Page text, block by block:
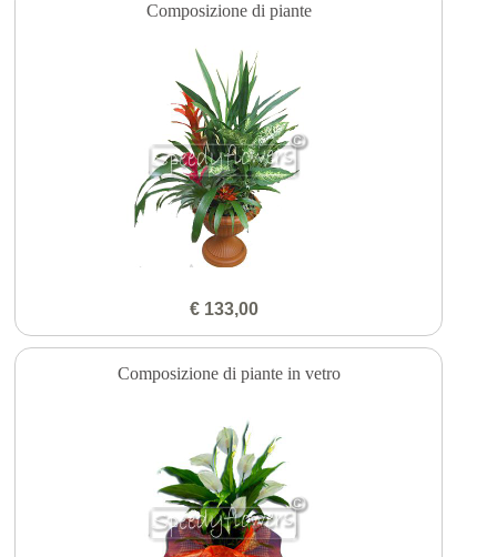
Composizione di piante
€ 133,00
Composizione di piante in vetro